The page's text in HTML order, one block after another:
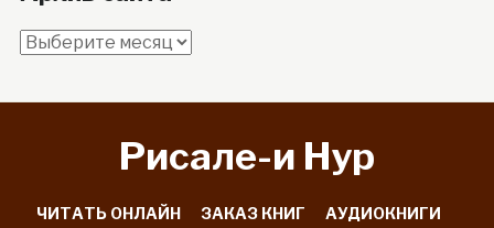
Архив
Рисале-и Hyp
ЧИТАТЬ ОНЛАЙН ЗАКАЗ КНИГ АУДИОКНИГИ